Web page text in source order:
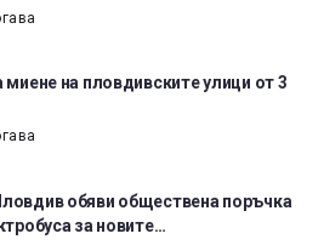
миене на пловдивските улици от 3
обяви обществена поръчка
за новите…